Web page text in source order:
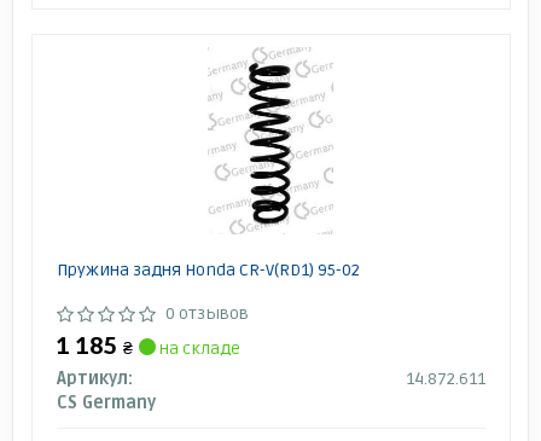
Пружина задня Honda CR-V(RD1) 95-02
0 отзывов
1 185 ₴
на складе
Артикул:
14.872.611
CS Germany